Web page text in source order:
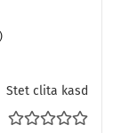
Stet clita kasd